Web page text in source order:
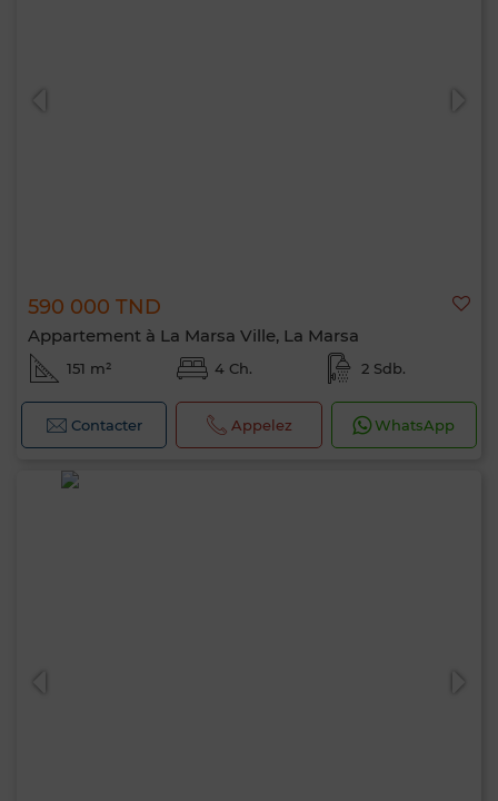
590 000 TND
Appartement à La Marsa Ville, La Marsa
151 m² 4 Ch. 2 Sdb.
Contacter Appelez WhatsApp